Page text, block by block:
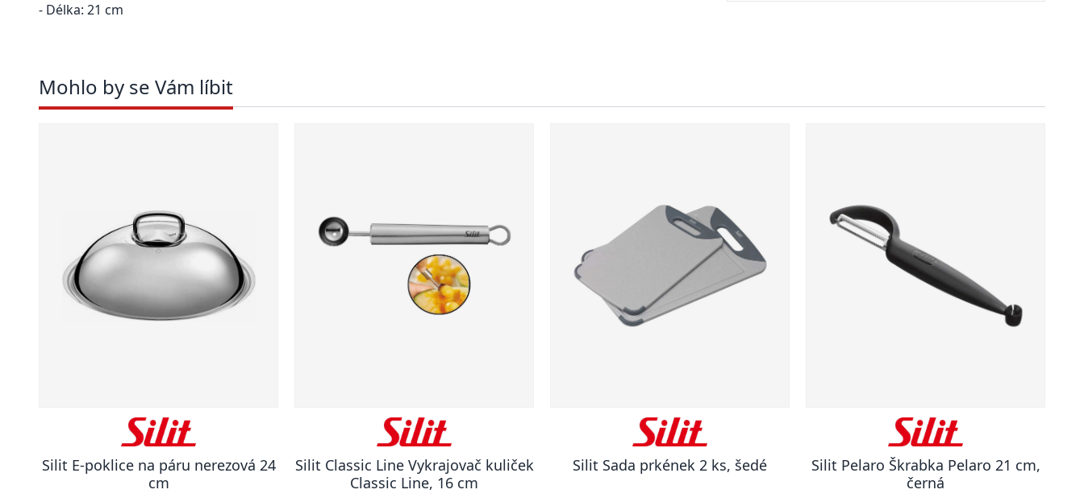
- Délka: 21 cm
Mohlo by se Vám líbit
Silit E-poklice na páru nerezová 24
cm
Silit Classic Line Vykrajovač kuliček
Classic Line, 16 cm
Silit Sada prkének 2 ks, šedé
Silit Pelaro Škrabka Pelaro 21 cm,
černá